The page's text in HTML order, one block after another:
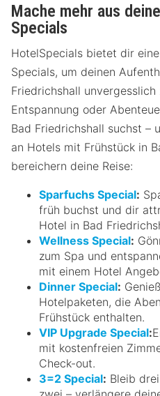
Mache mehr aus
Specials
HotelSpecials bietet dir
Specials, um deinen
Friedrichshall
Entspannung oder
Bad Friedrichshall suchst –
an Hotels mit Frühstück in
bereichern deine Reise:
Sparfuchs Special:
früh buchst und dir
Hotel in Bad
Wellness Special:
zum Spa und
mit einem Hotel
Dinner Special:
Hotelpaketen, die
Frühstück enthalten.
VIP Upgrade Special:
mit kostenfreien
Check-out.
3=2 Special: Bleib